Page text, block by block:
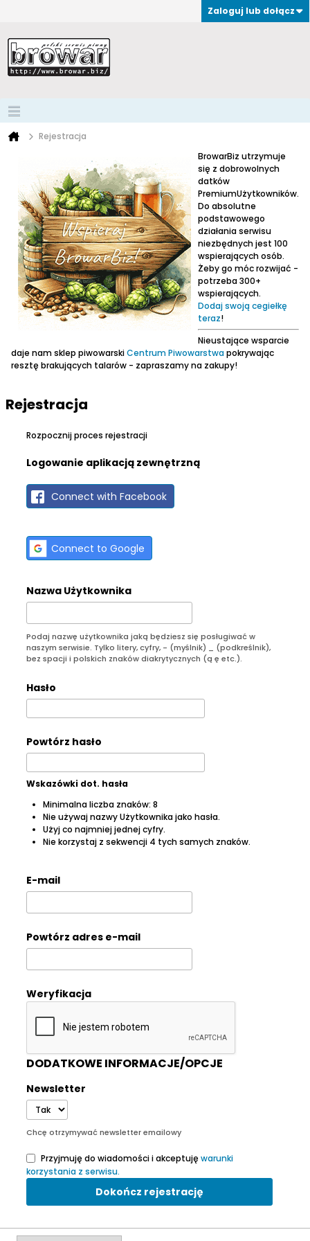
Zaloguj lub dołącz
Rejestracja
BrowarBiz utrzymuje
się z dobrowolnych
datków
PremiumUżytkowników.
Do absolutne
podstawowego
działania serwisu
niezbędnych jest 100
wspierających osób.
Żeby go móc rozwijać -
potrzeba 300+
wspierających.
Dodaj swoją cegiełkę
teraz!
Nieustające wsparcie
daje nam sklep piwowarskiCentrum Piwowarstwapokrywając
resztę brakujących talarów - zapraszamy na zakupy!
Rejestracja
Rozpocznij proces rejestracji
Logowanie aplikacją zewnętrzną
Connect with Facebook
Connect to Google
Nazwa Użytkownika
Podaj nazwę użytkownika jaką będziesz się posługiwać w
naszym serwisie. Tylko litery, cyfry, - (myślnik) _ (podkreślnik),
bez spacji i polskich znaków diakrytycznych (ą ę etc.).
Hasło
Powtórz hasło
Wskazówki dot. hasła
Minimalna liczba znaków: 8
Nie używaj nazwy Użytkownika jako hasła.
Użyj co najmniej jednej cyfry.
Nie korzystaj z sekwencji 4 tych samych znaków.
E-mail
Powtórz adres e-mail
Weryfikacja
DODATKOWE INFORMACJE/OPCJE
Newsletter
Chcę otrzymywać newsletter emailowy
Przyjmuję do wiadomości i akceptuję warunki
korzystania z serwisu.
Dokończ rejestrację